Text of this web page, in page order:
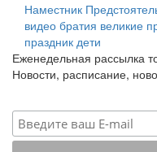
Наместник
видео братия великие
праздник дети
Еженедельная рассылка
Новости, расписание,